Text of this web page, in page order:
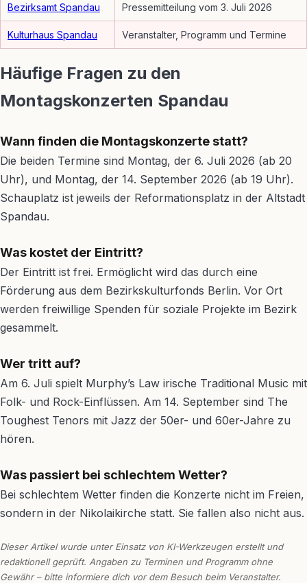
Bezirksamt Spandau Pressemitteilung vom 3. Juli 2026
Kulturhaus Spandau Veranstalter, Programm und Termine
Häufige Fragen zu den
Montagskonzerten Spandau
Wann finden die Montagskonzerte statt?
Die beiden Termine sind Montag, der 6. Juli 2026 (ab 20
Uhr), und Montag, der 14. September 2026 (ab 19 Uhr).
Schauplatz ist jeweils der Reformationsplatz in der Altstadt
Spandau.
Was kostet der Eintritt?
Der Eintritt ist frei. Ermöglicht wird das durch eine
Förderung aus dem Bezirkskulturfonds Berlin. Vor Ort
werden freiwillige Spenden für soziale Projekte im Bezirk
gesammelt.
Wer tritt auf?
Am 6. Juli spielt Murphy’s Law irische Traditional Music mit
Folk- und Rock-Einflüssen. Am 14. September sind The
Toughest Tenors mit Jazz der 50er- und 60er-Jahre zu
hören.
Was passiert bei schlechtem Wetter?
Bei schlechtem Wetter finden die Konzerte nicht im Freien,
sondern in der Nikolaikirche statt. Sie fallen also nicht aus.
Dieser Artikel wurde unter Einsatz von KI-Werkzeugen erstellt und
redaktionell geprüft. Angaben zu Terminen und Programm ohne
Gewähr – bitte informiere dich vor dem Besuch beim Veranstalter.